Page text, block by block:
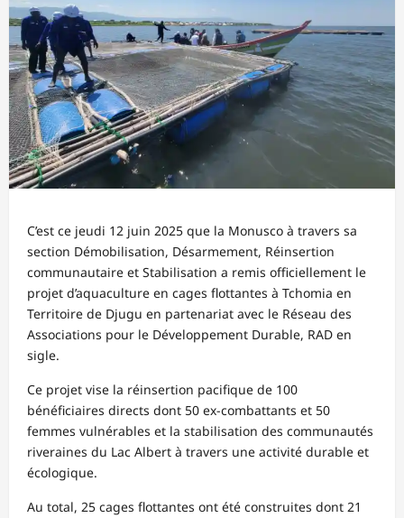
C’est ce jeudi 12 juin 2025 que la Monusco à travers sa
section Démobilisation, Désarmement, Réinsertion
communautaire et Stabilisation a remis officiellement le
projet d’aquaculture en cages flottantes à Tchomia en
Territoire de Djugu en partenariat avec le Réseau des
Associations pour le Développement Durable, RAD en
sigle.
Ce projet vise la réinsertion pacifique de 100
bénéficiaires directs dont 50 ex-combattants et 50
femmes vulnérables et la stabilisation des communautés
riveraines du Lac Albert à travers une activité durable et
écologique.
Au total, 25 cages flottantes ont été construites dont 21